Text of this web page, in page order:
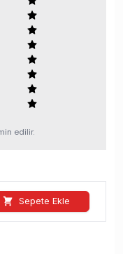
edilir.
Sepete Ekle